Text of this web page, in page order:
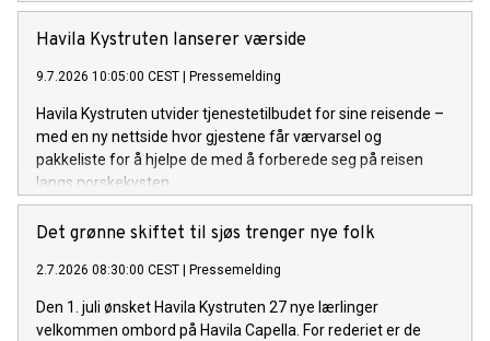
klimagasser og luftforurensning langs norskekysten. Som i
fjor setter det norskeide rederiet standarden for
Havila Kystruten lanserer værside
9.7.2026 10:05:00 CEST Pressemelding
Havila Kystruten utvider tjenestetilbudet for sine reisende –
med en ny nettside hvor gjestene får værvarsel og
pakkeliste for å hjelpe de med å forberede seg på reisen
langs norskekysten.
Det grønne skiftet til sjøs trenger nye folk
2.7.2026 08:30:00 CEST Pressemelding
Den 1. juli ønsket Havila Kystruten 27 nye lærlinger
velkommen ombord på Havila Capella. For rederiet er de